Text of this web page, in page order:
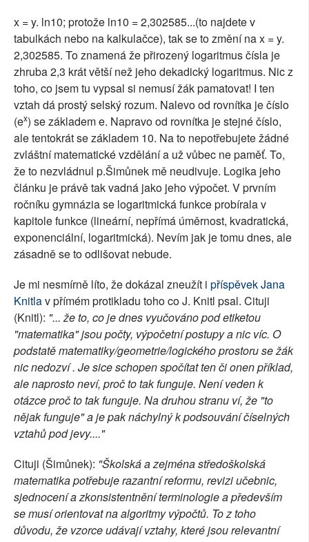
x = y. ln10; protože ln10 = 2,302585...(to najdete v
tabulkách nebo na kalkulačce), tak se to změní na x = y.
2,302585. To znamená že přirozený logaritmus čísla je
zhruba 2,3 krát větší než jeho dekadický logaritmus. Nic z
toho, co jsem tu vypsal si nemusí žák pamatovat! I ten
vztah dá prostý selský rozum. Nalevo od rovnítka je číslo
(ex) se základem e. Napravo od rovnítka je stejné číslo,
ale tentokrát se základem 10. Na to nepotřebujete žádné
zvláštní matematické vzdělání a už vůbec ne paměť. To,
že to nezvládnul p.Šimůnek mě neudivuje. Logika jeho
článku je právě tak vadná jako jeho výpočet. V prvním
ročníku gymnázia se logaritmická funkce probírala v
kapitole funkce (lineární, nepřímá úměrnost, kvadratická,
exponenciální, logaritmická). Nevím jak je tomu dnes, ale
zásadně se to odlišovat nebude.
Je mi nesmírně líto, že dokázal zneužít i příspěvek Jana
Knitlav přímém protikladu toho co J. Knitl psal. Cituji
(Knitl): "... že to, co je dnes vyučováno pod etiketou
"matematika" jsou počty, výpočetní postupy a nic víc. O
podstatě matematiky/geometrie/logického prostoru se žák
nic nedozví . Je sice schopen spočítat ten či onen příklad,
ale naprosto neví, proč to tak funguje. Není veden k
otázce proč to tak funguje. Na druhou stranu ví, že "to
nějak funguje" a je pak náchylný k podsouvání číselných
vztahů pod jevy...."
Cituji (Šimůnek): "Školská a zejména středoškolská
matematika potřebuje razantní reformu, revizi učebnic,
sjednocení a zkonsistentnění terminologie a především
se musí orientovat na algoritmy výpočtů. To z toho
důvodu, že vzorce udávají vztahy, které jsou relevantní